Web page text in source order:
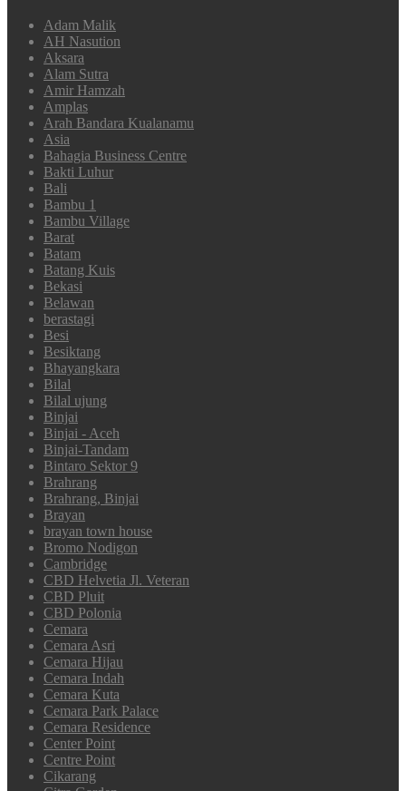
Adam Malik
AH Nasution
Aksara
Alam Sutra
Amir Hamzah
Amplas
Arah Bandara Kualanamu
Asia
Bahagia Business Centre
Bakti Luhur
Bali
Bambu 1
Bambu Village
Barat
Batam
Batang Kuis
Bekasi
Belawan
berastagi
Besi
Besiktang
Bhayangkara
Bilal
Bilal ujung
Binjai
Binjai - Aceh
Binjai-Tandam
Bintaro Sektor 9
Brahrang
Brahrang, Binjai
Brayan
brayan town house
Bromo Nodigon
Cambridge
CBD Helvetia Jl. Veteran
CBD Pluit
CBD Polonia
Cemara
Cemara Asri
Cemara Hijau
Cemara Indah
Cemara Kuta
Cemara Park Palace
Cemara Residence
Center Point
Centre Point
Cikarang